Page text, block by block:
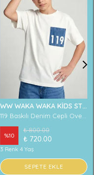
WW WAKA WAKA KİDS STORE
%10
₺ 800.00
₺ 720.00
3 Renk 4 Yaş
SEPETE EKLE